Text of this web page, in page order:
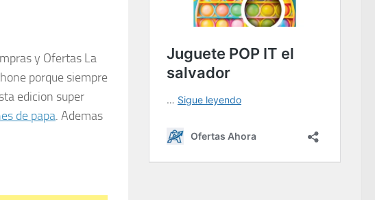
y Ofertas La
porque siempre
edicion super
de papa. Ademas